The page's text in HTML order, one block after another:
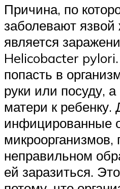
Причина, по
заболевают язвой
является
Helicobacter
попасть в
руки или посуду, а
матери к
инфицированные
микроорганизмов,
неправильном
ей заразиться.